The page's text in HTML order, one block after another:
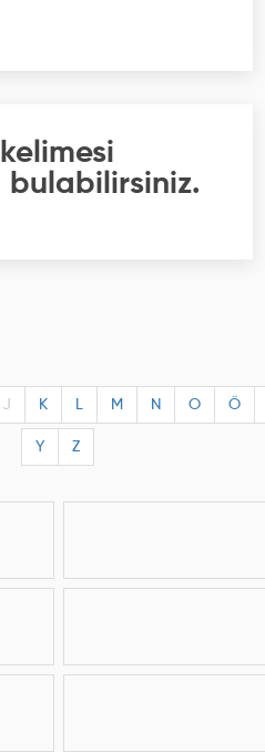
bulabilirsiniz.
J K L M N O Ö
Y Z